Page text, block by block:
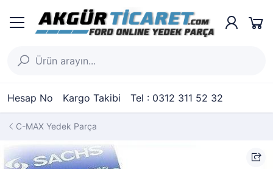
Hesap No Kargo Takibi Tel : 0312 311 52 32
C-MAX Yedek Parça